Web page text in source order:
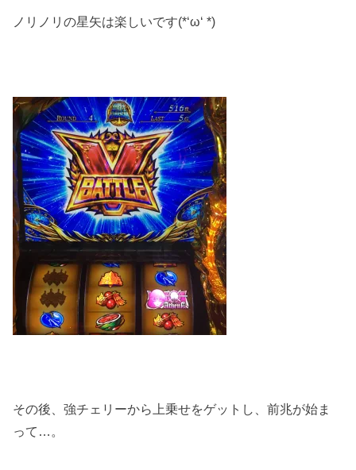
ノリノリの星矢は楽しいです(*‘ω‘ *)
その後、強チェリーから上乗せをゲットし、前兆が始ま
って…。